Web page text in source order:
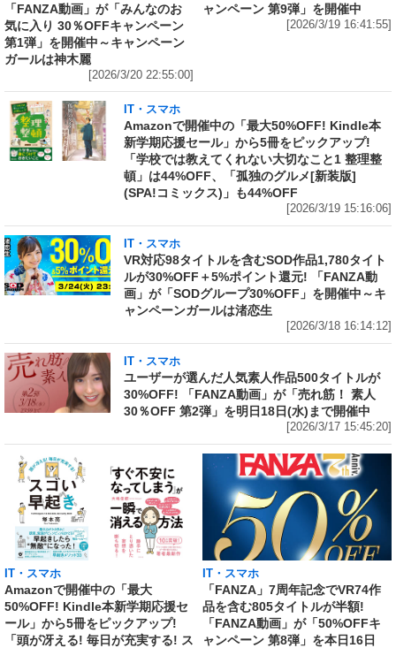
「FANZA動画」が「みんなのお
気に入り 30％OFFキャンペーン
第1弾」を開催中～キャンペーン
ガールは神木麗
[2026/3/20 22:55:00]
ャンペーン 第9弾」を開催中
[2026/3/19 16:41:55]
IT・スマホ
Amazonで開催中の「最大50%OFF! Kindle本
新学期応援セール」から5冊をピックアップ!
「学校では教えてくれない大切なこと1 整理整
頓」は44%OFF、「孤独のグルメ[新装版]
(SPA!コミックス)」も44%OFF
[2026/3/19 15:16:06]
IT・スマホ
VR対応98タイトルを含むSOD作品1,780タイト
ルが30%OFF＋5%ポイント還元! 「FANZA動
画」が「SODグループ30%OFF」を開催中～キ
ャンペーンガールは渚恋生
[2026/3/18 16:14:12]
IT・スマホ
ユーザーが選んだ人気素人作品500タイトルが
30%OFF! 「FANZA動画」が「売れ筋！ 素人
30％OFF 第2弾」を明日18日(水)まで開催中
[2026/3/17 15:45:20]
IT・スマホ
Amazonで開催中の「最大
50%OFF! Kindle本新学期応援セ
ール」から5冊をピックアップ!
「頭が冴える! 毎日が充実する! ス
IT・スマホ
「FANZA」7周年記念でVR74作
品を含む805タイトルが半額!
「FANZA動画」が「50%OFFキ
ャンペーン 第8弾」を本日16日